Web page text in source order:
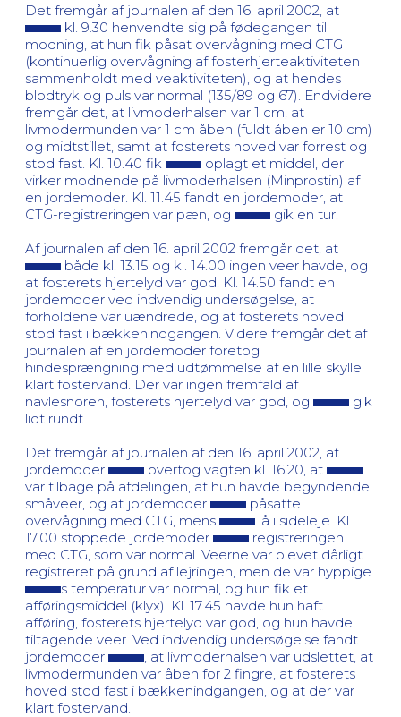
Det fremgår af journalen af den 16. april 2002, at
kl. 9.30 henvendte sig på fødegangen til
modning, at hun fik påsat overvågning med CTG
(kontinuerlig overvågning af fosterhjerteaktiviteten
sammenholdt med veaktiviteten), og at hendes
blodtryk og puls var normal (135/89 og 67). Endvidere
fremgår det, at livmoderhalsen var 1 cm, at
livmodermunden var 1 cm åben (fuldt åben er 10 cm)
og midtstillet, samt at fosterets hoved var forrest og
stod fast. Kl. 10.40 fik
oplagt et middel, der
virker modnende på livmoderhalsen (Minprostin) af
en jordemoder. Kl. 11.45 fandt en jordemoder, at
CTG-registreringen var pæn, og
gik en tur.
Af journalen af den 16. april 2002 fremgår det, at
både kl. 13.15 og kl. 14.00 ingen veer havde, og
at fosterets hjertelyd var god. Kl. 14.50 fandt en
jordemoder ved indvendig undersøgelse, at
forholdene var uændrede, og at fosterets hoved
stod fast i bækkenindgangen. Videre fremgår det af
journalen af en jordemoder foretog
hindesprængning med udtømmelse af en lille skylle
klart fostervand. Der var ingen fremfald af
navlesnoren, fosterets hjertelyd var god, og
gik
lidt rundt.
Det fremgår af journalen af den 16. april 2002, at
jordemoder
overtog vagten kl. 16.20, at
var tilbage på afdelingen, at hun havde begyndende
småveer, og at jordemoder
påsatte
overvågning med CTG, mens
lå i sideleje. Kl.
17.00 stoppede jordemoder
registreringen
med CTG, som var normal. Veerne var blevet dårligt
registreret på grund af lejringen, men de var hyppige.
s temperatur var normal, og hun fik et
afføringsmiddel (klyx). Kl. 17.45 havde hun haft
afføring, fosterets hjertelyd var god, og hun havde
tiltagende veer. Ved indvendig undersøgelse fandt
jordemoder
, at livmoderhalsen var udslettet, at
livmodermunden var åben for 2 fingre, at fosterets
hoved stod fast i bækkenindgangen, og at der var
klart fostervand.